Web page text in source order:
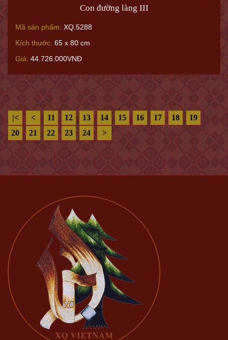
Con đường làng III
Mã sản phẩm: XQ.5288
Kích thước: 65 x 80 cm
Giá: 44.726.000VNĐ
|< < 11 12 13 14 15 16 17 18
19
20
21 22 23 24 >